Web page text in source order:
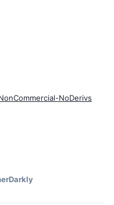
NoDerivs